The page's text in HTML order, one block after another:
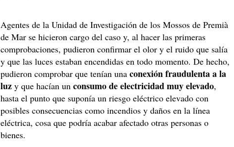
Agentes de la Unidad de Investigación de los Mossos de Premià
de Mar se hicieron cargo del caso y, al hacer las primeras
comprobaciones, pudieron confirmar el olor y el ruido que salía
y que las luces estaban encendidas en todo momento. De hecho,
pudieron comprobar que tenían unaconexión fraudulenta a la
luz y que hacían unconsumo de electricidad muy elevado,
hasta el punto que suponía un riesgo eléctrico elevado con
posibles consecuencias como incendios y daños en la línea
eléctrica, cosa que podría acabar afectado otras personas o
bienes.